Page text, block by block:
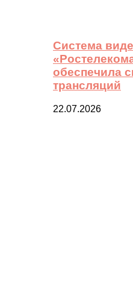
Система
обеспечила
трансляций
22.07.2026